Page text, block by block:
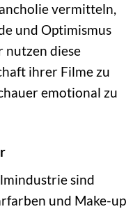
vermitteln,
und Optimismus
nutzen diese
ihrer Filme zu
emotional zu
sind
und Make-up